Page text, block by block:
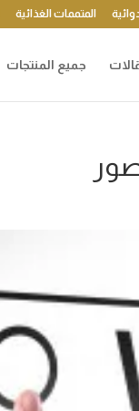
المتممات الغذائية
جميع المنتجات